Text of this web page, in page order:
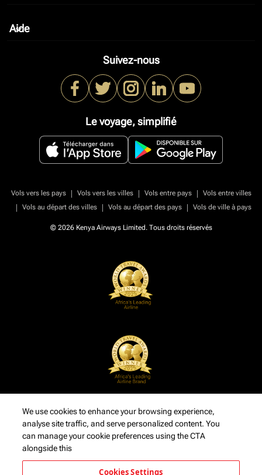
Aide
keyboard_arrow_down
Suivez-nous
Le voyage, simplifié
Vols vers les pays | Vols vers les villes | Vols entre pays |
Vols entre villes
|
Vols au départ des villes | Vols au départ des pays | Vols de ville à pays
© 2026 Kenya Airways Limited. Tous droits réservés
We use cookies to enhance your browsing experience,
analyse site traffic, and serve personalized content. You
can manage your cookie preferences using the CTA
alongside this
Cookies Settings